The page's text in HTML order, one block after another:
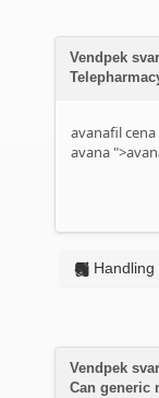
Vendpek
avanafil
avana
Handling
Vendpek
Can generic